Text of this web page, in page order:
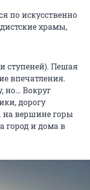
по искусственно
храмы,
ступеней). Пешая
впечатления.
но… Вокруг
дорогу
на вершине горы
город и дома в